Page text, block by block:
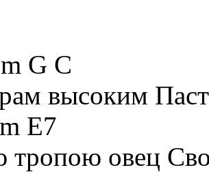
G C
высоким
E7
тропою овец